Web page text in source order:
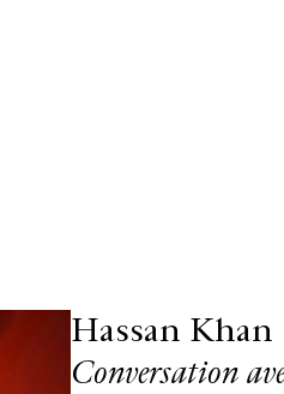
Hassan Khan
Conversation